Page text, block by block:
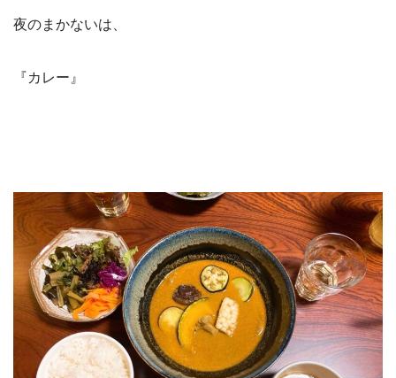
夜のまかないは、
『カレー』